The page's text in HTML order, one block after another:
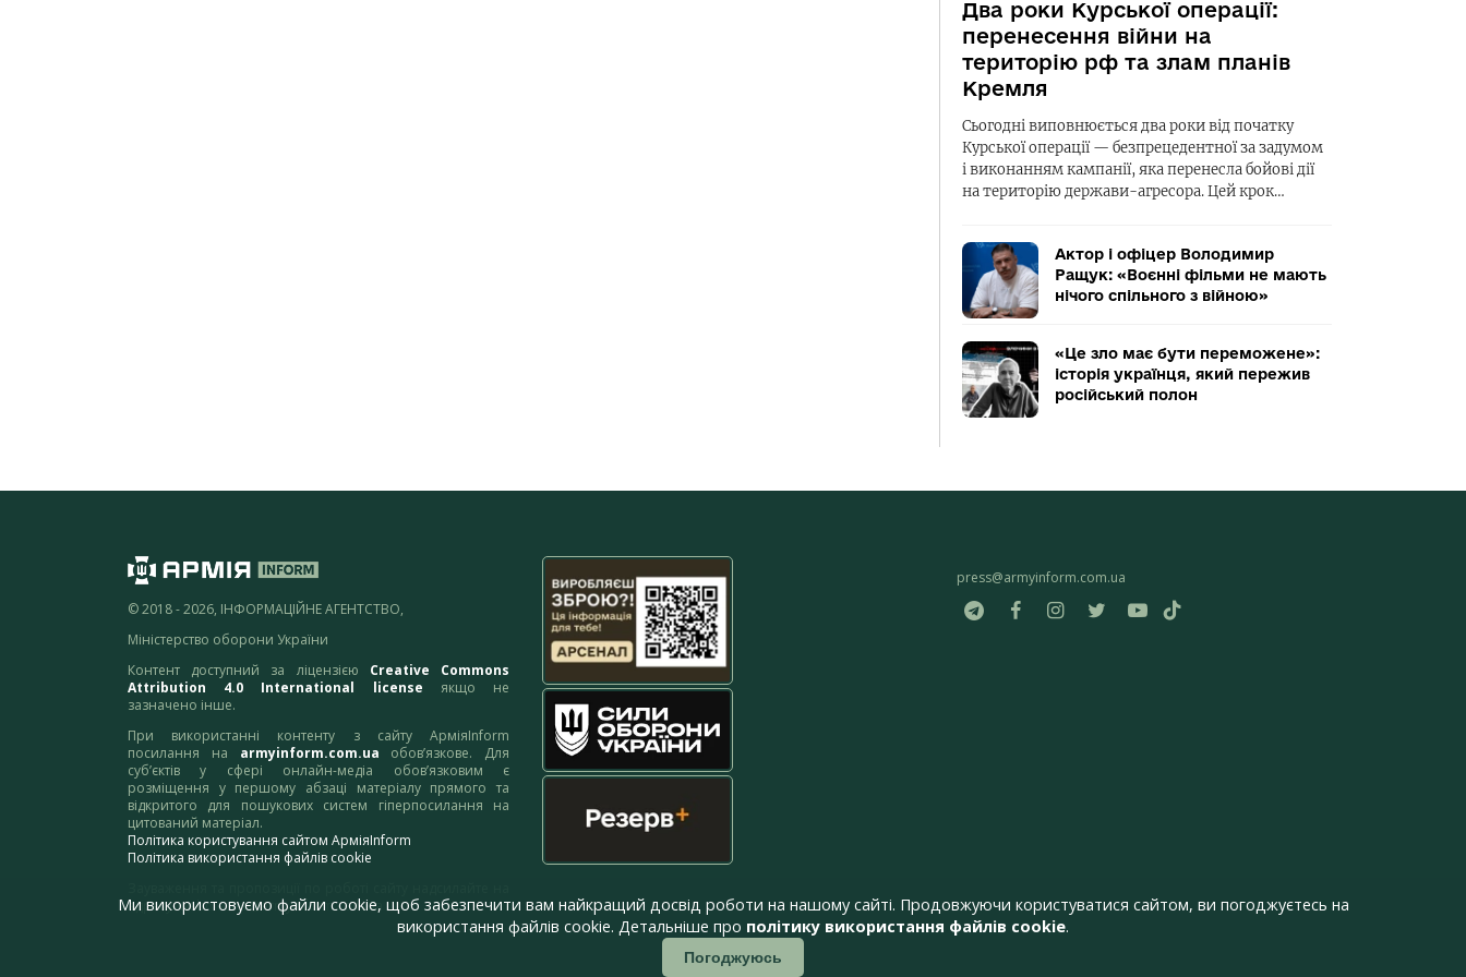
Два роки Курської операції:
перенесення війни на
територію рф та злам планів
Кремля
Сьогодні виповнюється два роки від початку
Курської операції — безпрецедентної за задумом
і виконанням кампанії, яка перенесла бойові дії
на територію держави-агресора. Цей крок…
Актор і офіцер Володимир
Ращук: «Воєнні фільми не мають
нічого спільного з війною»
«Це зло має бути переможене»:
історія українця, який пережив
російський полон
© 2018 - 2026, ІНФОРМАЦІЙНЕ АГЕНТСТВО,
Міністерство оборони України
Контент доступний за ліцензією Creative Commons
Attribution 4.0 International license якщо не
зазначено інше.
При використанні контенту з сайту АрміяInform
посилання на armyinform.com.ua обов’язкове. Для
суб’єктів у сфері онлайн-медіа обов’язковим є
розміщення у першому абзаці матеріалу прямого та
відкритого для пошукових систем гіперпосилання на
цитований матеріал.
Політика користування сайтом АрміяInform
Політика використання файлів cookie
адресу:webmaster@armyinform.com.ua
press@armyinform.com.ua
Ми використовуємо файли cookie, щоб забезпечити вам найкращий досвід роботи на нашому сайті. Продовжуючи користуватися сайтом, ви погоджуєтесь на
використання файлів cookie. Детальніше про політику використання файлів cookie.
Погоджуюсь